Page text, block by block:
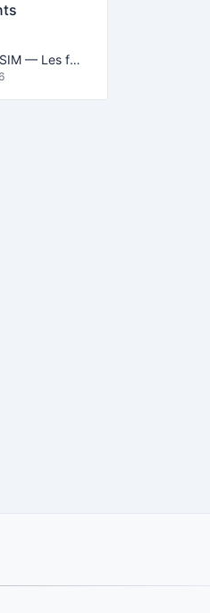
CheapereSIM — Les forfaits eSIM les moins chers pour voyager en 2026